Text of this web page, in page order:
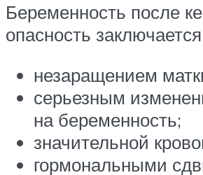
Беременность после
опасность
незаращением
серьезным
на беременность;
значительной
гормональными